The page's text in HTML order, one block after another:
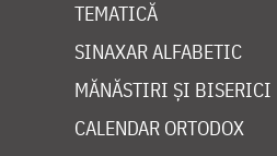
TEMATICĂ
SINAXAR ALFABETIC
MĂNĂSTIRI ȘI BISERICI
CALENDAR ORTODOX